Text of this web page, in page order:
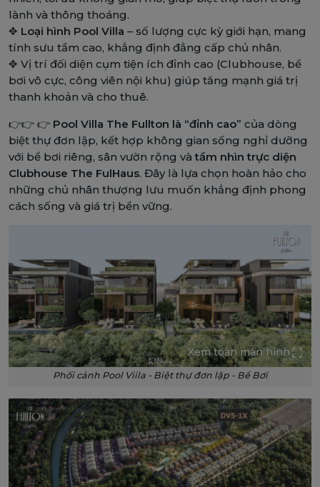
lành và thông thoáng.
✥ Loại hình Pool Villa – số lượng cực kỳ giới hạn, mang
tính sưu tầm cao, khẳng định đẳng cấp chủ nhân.
✥ Vị trí đối diện cụm tiện ích đỉnh cao (Clubhouse, bể
bơi vô cực, công viên nội khu) giúp tăng mạnh giá trị
thanh khoản và cho thuê.
👉👉 👉 Pool Villa The Fullton là “đỉnh cao” của dòng
biệt thự đơn lập, kết hợp không gian sống nghỉ dưỡng
với bể bơi riêng, sân vườn rộng vàtầm nhìn trực diện
Clubhouse The FulHaus. Đây là lựa chọn hoàn hảo cho
những chủ nhân thượng lưu muốn khẳng định phong
cách sống và giá trị bền vững.
Xem toàn màn hình
Phối cảnh Pool Viila - Biệt thự đơn lập - Bể Bơi